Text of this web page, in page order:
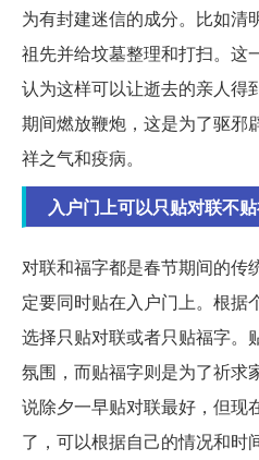
为有封建迷信的成分。比如清
祖先并给坟墓整理和打扫。这
认为这样可以让逝去的亲人得
期间燃放鞭炮，这是为了驱邪
祥之气和疫病。
入户门上可以只贴对联不
对联和福字都是春节期间的传
定要同时贴在入户门上。根据
选择只贴对联或者只贴福字。
氛围，而贴福字则是为了祈求
说除夕一早贴对联最好，但现
了，可以根据自己的情况和时